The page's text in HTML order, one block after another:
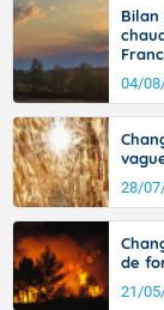
vent turbulent
ouest, dans un
l’ouest de l’Hérault.
signifiant au-delà
d’où provient ce
Bilan
04/
28/
de
21/